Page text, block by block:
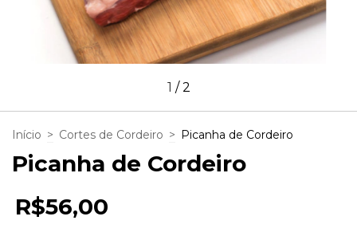
1 /2
Início > Cortes de Cordeiro > Picanha de Cordeiro
Picanha de Cordeiro
R$56,00